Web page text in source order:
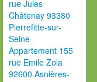
rue Jules
Châtenay 93380
Pierrefitte-sur-
Seine
Appartement 155
rue Emile Zola
92600 Asnières-